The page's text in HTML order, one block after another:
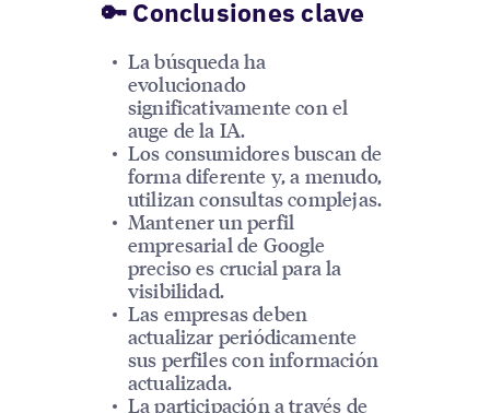
🔑 Conclusiones clave
La búsqueda ha
evolucionado
significativamente con el
auge de la IA.
Los consumidores buscan de
forma diferente y, a menudo,
utilizan consultas complejas.
Mantener un perfil
empresarial de Google
preciso es crucial para la
visibilidad.
Las empresas deben
actualizar periódicamente
sus perfiles con información
actualizada.
La participación a través de